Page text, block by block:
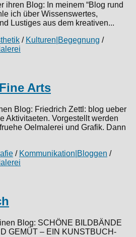
ihren Blog: In meinem “Blog rund
ich über Wissenswertes,
Lustiges aus dem kreativen...
/ Kulturen|Begegnung /
Arts
Blog: Friedrich Zettl: blog ueber
Aktivitaeten. Vorgestellt werden
Oelmalerei und Grafik. Dann
/ Kommunikation|Bloggen /
Blog: SCHÖNE BILDBÄNDE
GEMÜT – EIN KUNSTBUCH-